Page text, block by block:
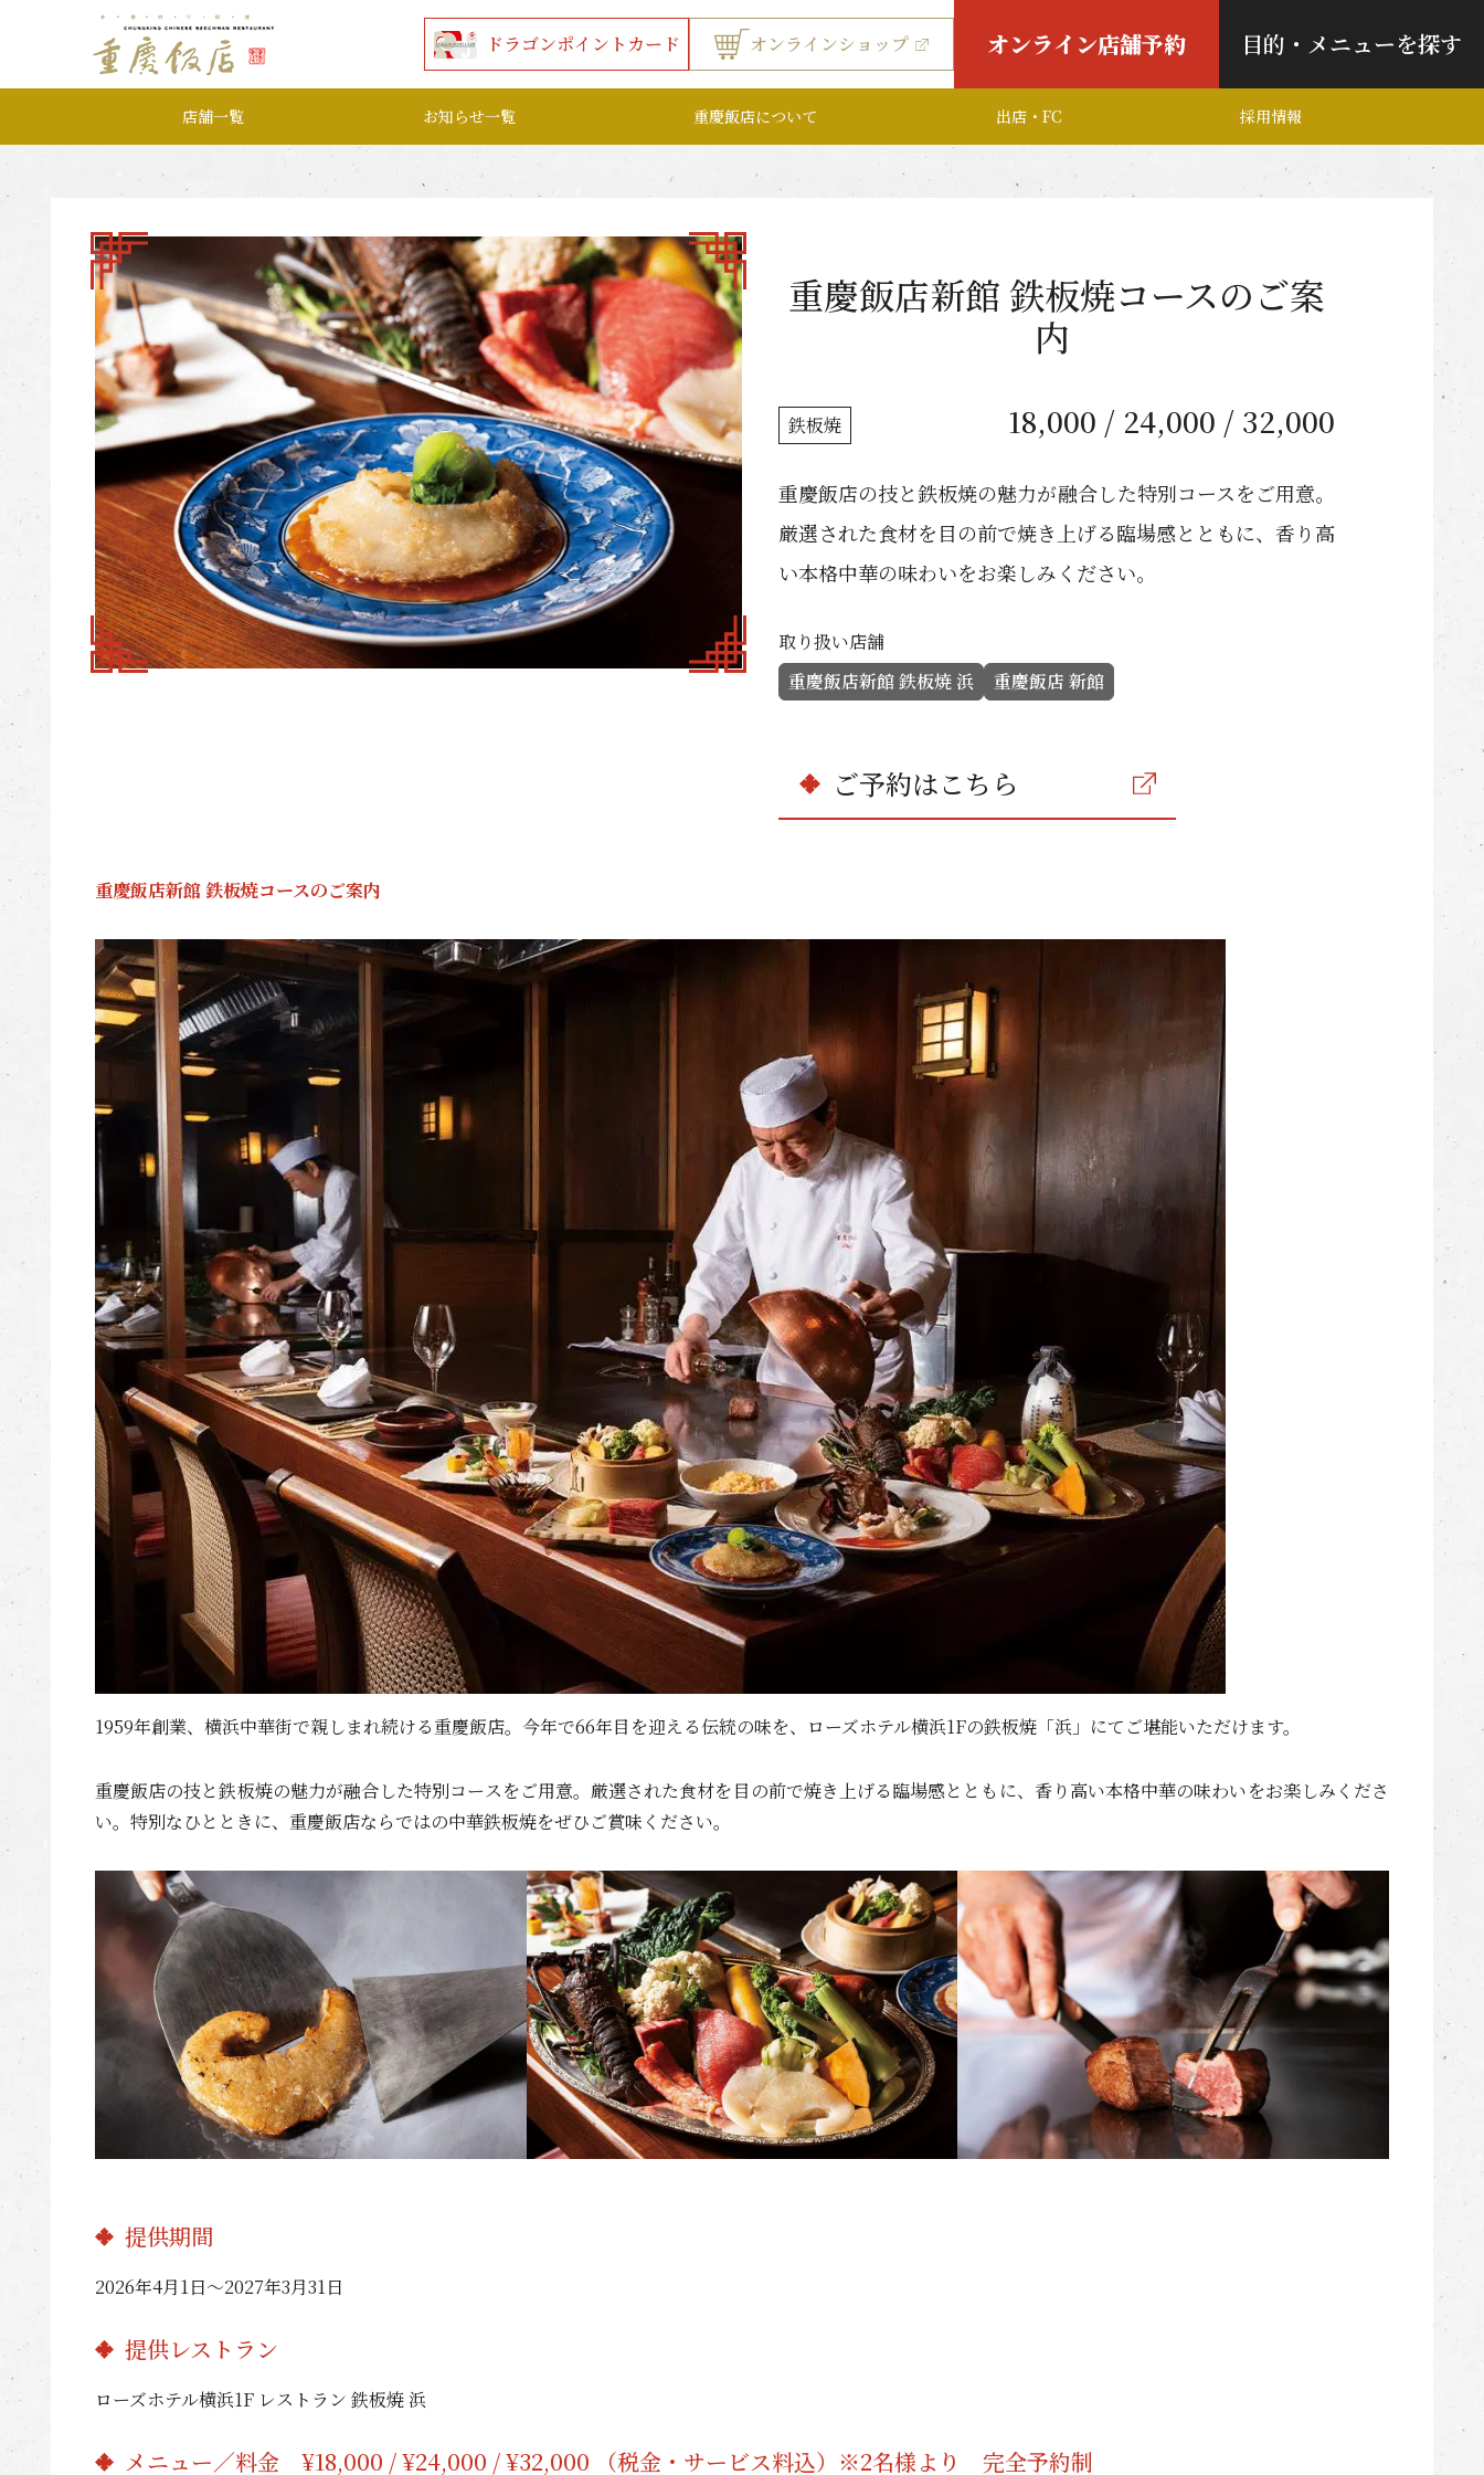
本文へ移動する
ドラゴンポイントカード オンラインショップ オンライン店舗予約 目的・メニューを探す
店舗一覧 お知らせ一覧 重慶飯店について 出店・FC 採用情報
重慶飯店新館 鉄板焼コースのご案
内
鉄板焼 18,000 / 24,000 / 32,000
重慶飯店の技と鉄板焼の魅力が融合した特別コースをご用意。
厳選された食材を目の前で焼き上げる臨場感とともに、香り高
い本格中華の味わいをお楽しみください。
取り扱い店舗
重慶飯店新館 鉄板焼 浜
重慶飯店 新館
ご予約はこちら
重慶飯店新館 鉄板焼コースのご案内
1959年創業、横浜中華街で親しまれ続ける重慶飯店。今年で66年目を迎える伝統の味を、ローズホテル横浜1Fの鉄板焼「浜」にてご堪能いただけます。
重慶飯店の技と鉄板焼の魅力が融合した特別コースをご用意。厳選された食材を目の前で焼き上げる臨場感とともに、香り高い本格中華の味わいをお楽しみくださ
い。特別なひとときに、重慶飯店ならではの中華鉄板焼をぜひご賞味ください。
提供期間
2026年4月1日～2027年3月31日
提供レストラン
ローズホテル横浜1F レストラン 鉄板焼 浜
メニュー／料金 ¥18,000 / ¥24,000 / ¥32,000 （税金・サービス料込）※2名様より 完全予約制